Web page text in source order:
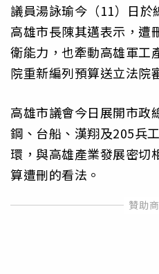
議員湯詠瑜今（11）日於
高雄市長陳其邁表示，遭
衛能力，也牽動高雄軍工
院重新編列預算送立法院
高雄市議會今日展開市政
鋼、台船、漢翔及205兵
環，與高雄產業發展密切
算遭刪的看法。